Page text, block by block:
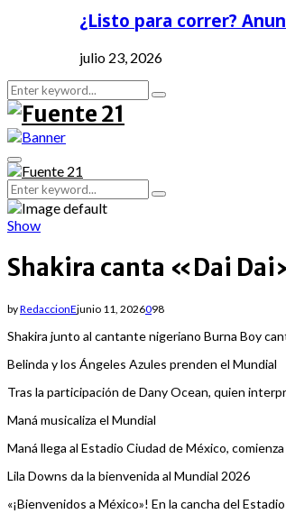
¿Listo para correr?
julio 23, 2026
Search
for:
Search
Primary
Menu
Search
for:
Search
Show
Shakira canta «Dai
byRedaccionEjunio 11, 2026098
Shakira junto al cantante nigeriano Burna Boy
Belinda y los Ángeles Azules prenden el Mundial
Tras la participación de Dany Ocean, quien
Maná musicaliza el Mundial
Maná llega al Estadio Ciudad de México,
Lila Downs da la bienvenida al Mundial 2026
«¡Bienvenidos a México»! En la cancha del